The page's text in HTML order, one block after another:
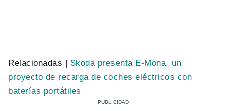
Relacionadas | Skoda presenta E-Mona, un
proyecto de recarga de coches eléctricos con
baterías portátiles